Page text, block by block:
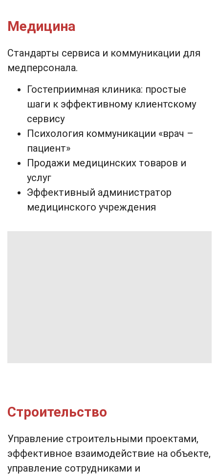
Медицина
Стандарты сервиса и коммуникации для
медперсонала.
Гостеприимная клиника: простые
шаги к эффективному клиентскому
сервису
Психология коммуникации «врач –
пациент»
Продажи медицинских товаров и
услуг
Эффективный администратор
медицинского учреждения
Строительство
Управление строительными проектами,
эффективное взаимодействие на объекте,
управление сотрудниками и